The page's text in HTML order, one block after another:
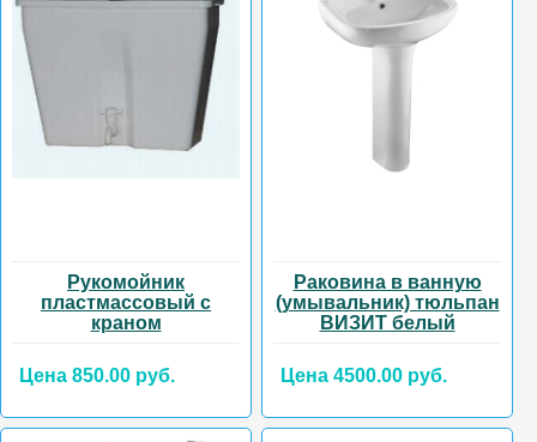
Рукомойник
пластмассовый с
краном
Цена 850.00 руб.
Раковина в ванную
(умывальник) тюльпан
ВИЗИТ белый
Цена 4500.00 руб.